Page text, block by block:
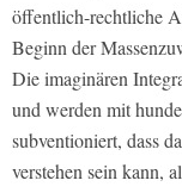
öffentlich-rechtliche
Beginn der
Die imaginären
und werden mit
subventioniert, dass
verstehen sein kann,